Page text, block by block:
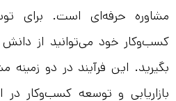
مشاوره حرفه‌ای است. برای
کسب‌و‌کار خود می‌توانید از
بگیرید. این فرآیند در دو زمینه
بازاریابی و توسعه کسب‌و‌کار در